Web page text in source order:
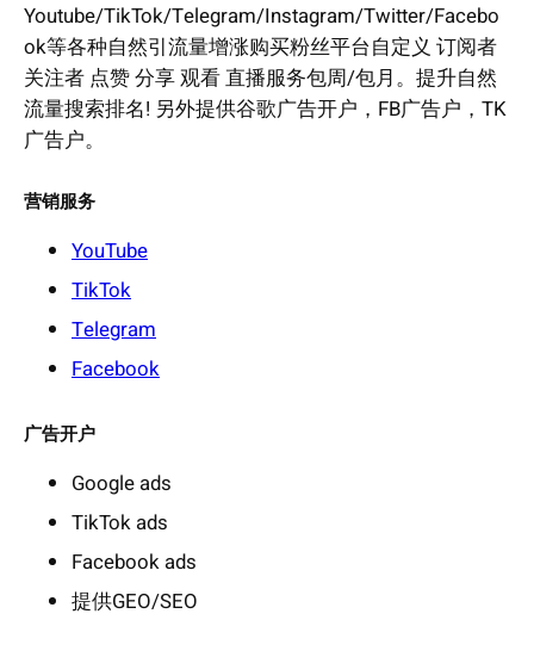
Youtube/TikTok/Telegram/Instagram/Twitter/Facebo
ok等各种自然引流量增涨购买粉丝平台自定义 订阅者
关注者 点赞 分享 观看 直播服务包周/包月。提升自然
流量搜索排名! 另外提供谷歌广告开户，FB广告户，TK
广告户。
营销服务
YouTube
TikTok
Telegram
Facebook
广告开户
Google ads
TikTok ads
Facebook ads
提供GEO/SEO